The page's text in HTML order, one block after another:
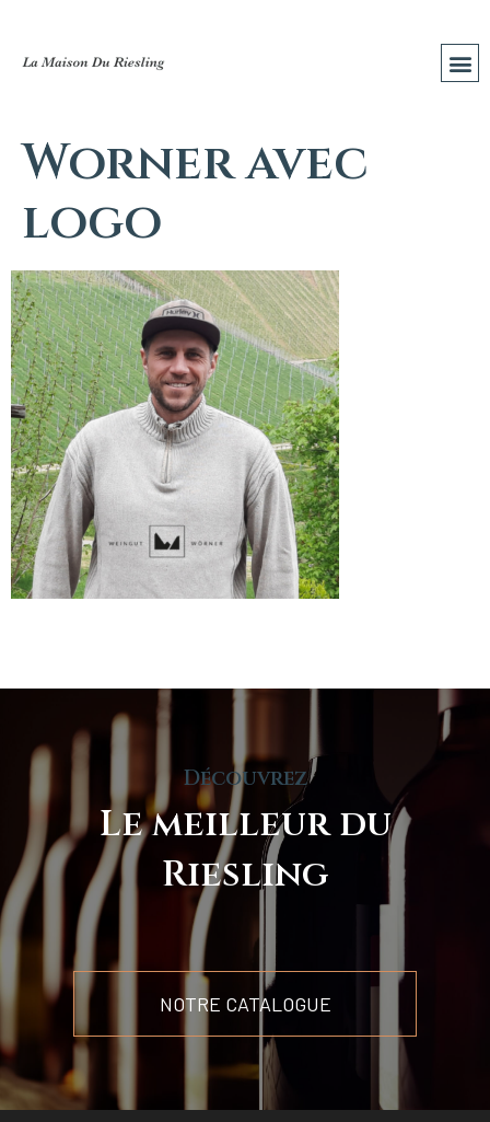
Worner avec
logo
Découvrez
Le meilleur du
Riesling
NOTRE CATALOGUE